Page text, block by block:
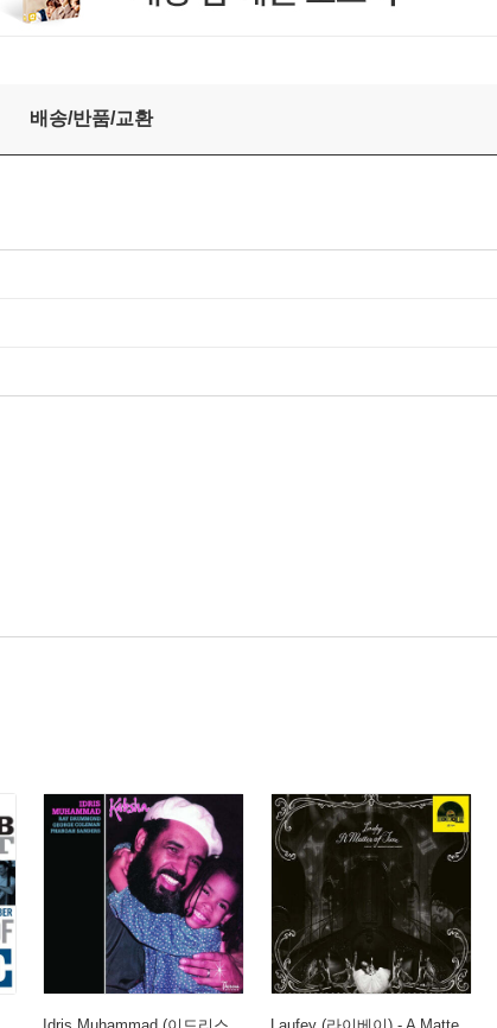
[크리스탈 클리어 컬러 LP]
배송/반품/교환